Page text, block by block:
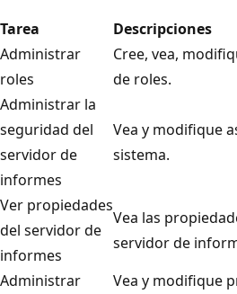
Tarea
Descripciones
Administrar
roles
Cree, vea,
de roles.
Administrar la
seguridad del
servidor de
informes
Vea y modifique
sistema.
Ver propiedades
del servidor de
informes
Vea las
servidor de
Administrar
Vea y modifique